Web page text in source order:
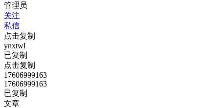
管理员
关注
私信
点击复制
ynxtwl
已复制
点击复制
17606999163
17606999163
已复制
文章